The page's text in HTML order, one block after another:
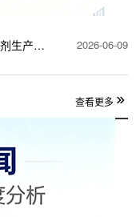
键作用 2026-06-09
查看更多